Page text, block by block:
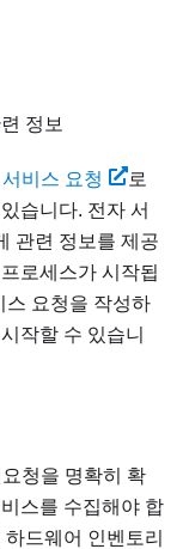
정보
서비스 요청
로
습니다. 전자 서
관련 정보를 제공
로세스가 시작됩
스 요청을 작성하
작할 수 있습니
청을 명확히 확
스를 수집해야 합
드웨어 인벤토리